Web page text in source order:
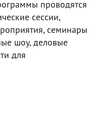
проводятся
сессии,
семинары
шоу, деловые
для